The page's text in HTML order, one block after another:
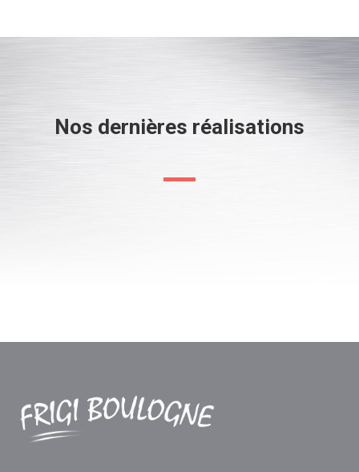
Nos dernières réalisations